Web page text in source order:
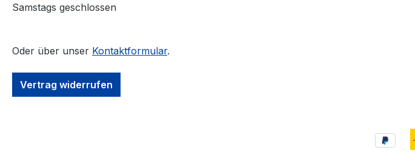
Samstags geschlossen
Oder über unser Kontaktformular.
Vertrag widerrufen